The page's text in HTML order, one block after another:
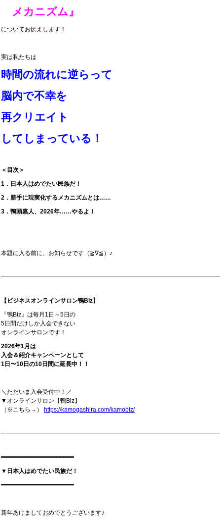
メカニズム』
についてお伝えします！
実は私たちは
時間の流れに逆らって
脳内で不幸を
再クリエイト
してしまっている！
＜目次＞
1．日本人はめでたい民族だ！
2．勝手に現実化するメカニズムとは……
3．鴨頭嘉人、2026年……やるよ！
本題に入る前に、お知らせです（≧∇≦）♪
【ビジネスオンラインサロン鴨Biz】
『鴨Biz』は毎月1日～5日の
5日間だけしか入会できない
オンラインサロンです！
2026年1月は
入会＆紹介キャンペーンとして
1日〜10日の10日間に延長中！！
＼ただいま入会受付中！／
▼オンラインサロン【鴨Biz】
（※こちら→） https://kamogashira.com/kamobiz/
━━━━━━━━━━━━━━━━━━━━━
▼日本人はめでたい民族だ！
━━━━━━━━━━━━━━━━━━━━━
新年あけましておめでとうございます♪